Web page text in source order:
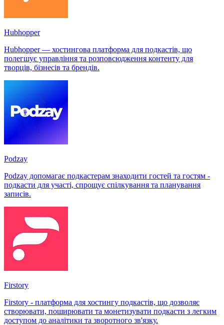
Hubhopper
Hubhopper — хостингова платформа для подкастів, що
полегшує управління та розповсюдження контенту для
творців, бізнесів та брендів.
Podzay
Podzay допомагає подкастерам знаходити гостей та гостям -
подкасти для участі, спрощує спілкування та планування
записів.
Firstory
Firstory - платформа для хостингу подкастів, що дозволяє
створювати, поширювати та монетизувати подкасти з легким
доступом до аналітики та зворотного зв'язку.